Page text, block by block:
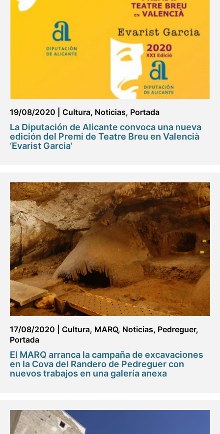
19/08/2020 Cultura, Noticias, Portada
La Diputación de Alicante convoca una nueva
edición del Premi de Teatre Breu en Valencià
‘Evarist Garcia’
17/08/2020 Cultura, MARQ, Noticias, Pedreguer,
Portada
El MARQ arranca la campaña de excavaciones
en la Cova del Randero de Pedreguer con
nuevos trabajos en una galería anexa